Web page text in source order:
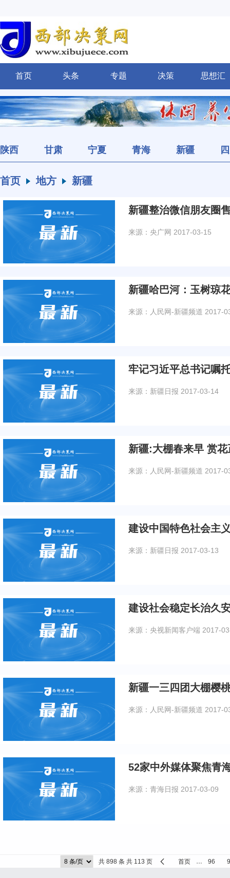
首页 头条 专题 决策 思想汇
陕西 甘肃 宁夏 青海 新疆
首页 地方 新疆
新疆整治微信朋友圈
来源：央广网 2017-03-15
新疆哈巴河：玉树琼
来源：人民网-新疆频道 2017-
牢记习近平总书记嘱
来源：新疆日报 2017-03-14
新疆:大棚春来早 赏花
来源：人民网-新疆频道 2017-
建设中国特色社会主
来源：新疆日报 2017-03-13
建设社会稳定长治久
来源：央视新闻客户端 2017-
新疆一三四团大棚樱
来源：人民网-新疆频道 2017-
52家中外媒体聚焦青
来源：青海日报 2017-03-09
共 898 条 共 113 页 首页 … 96